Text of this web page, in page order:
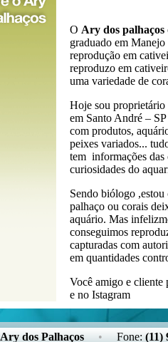
O Ary dos palhaços
graduado em
reprodução em
reproduzo em
uma variedade de
Hoje sou proprietário
em Santo André –
com produtos,
peixes variados...
tem informações das
curiosidades do
Sendo biólogo
palhaço ou corais
aquário. Mas
conseguimos
capturadas com
em quantidades
Você amigo e cliente
e no Istagram
Ary dos Palhaços • Fone: (11)